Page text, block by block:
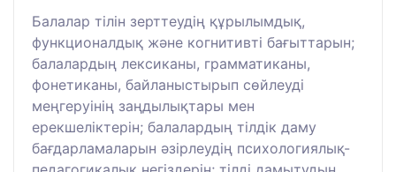
Балалар тілін зерттеудің құрылымдық,
функционалдық және когнитивті бағыттарын;
балалардың лексиканы, грамматиканы,
фонетиканы, байланыстырып сөйлеуді
меңгеруінің заңдылықтары мен
ерекшеліктерін; балалардың тілдік даму
бағдарламаларын әзірлеудің психологиялық-